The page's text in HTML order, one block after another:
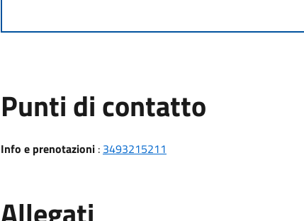
Punti di contatto
Info e prenotazioni: 3493215211